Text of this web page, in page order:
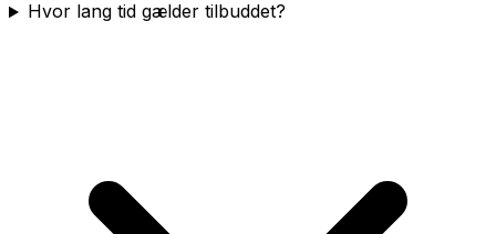
Hvor lang tid gælder tilbuddet?